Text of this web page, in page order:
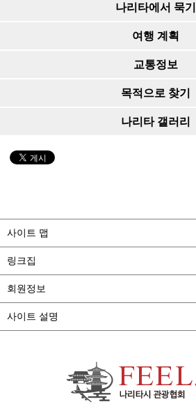
나리타에서 묵기
여행 계획
교통정보
목적으로 찾기
나리타 갤러리
사이트 맵
링크집
회원정보
사이트 설명
FEEL 나리타 나리타시 공식